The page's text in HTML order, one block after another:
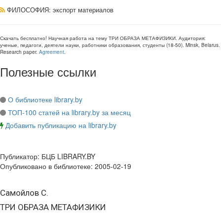
ФИЛОСОФИЯ: экспорт материалов
Скачать бесплатно! Научная работа на тему ТРИ ОБРАЗА МЕТАФИЗИКИ. Аудитория:
ученые, педагоги, деятели науки, работники образования, студенты (18-50). Minsk, Belarus.
Research paper. Agreement.
Полезные ссылки
О библиотеке library.by
ТОП-100 статей на library.by за месяц
Добавить публикацию на library.by
Публикатор: БЦБ LIBRARY.BY
Опубликовано в библиотеке: 2005-02-19
Самойлов С.
ТРИ ОБРАЗА МЕТАФИЗИКИ